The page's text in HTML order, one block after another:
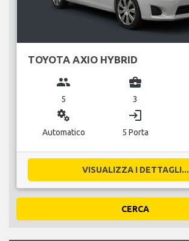
TOYOTA AXIO HYBRID
group
5
business_center
3
miscellaneous_services
Automatico
login
5 Porta
VISUALIZZA I DETTAGLI...
CERCA